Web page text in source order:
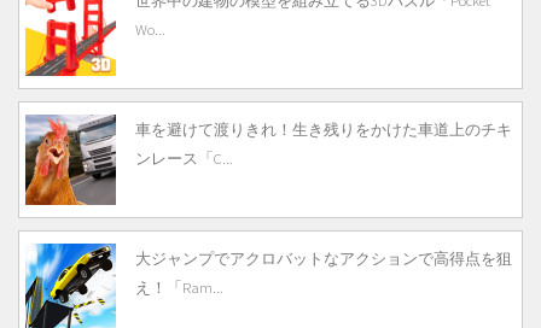
Wo...
車を避けて渡りきれ！生き残りをかけた車道上のチキ
ンレース「C...
大ジャンプでアクロバットなアクションで高得点を狙
え！「Ram...